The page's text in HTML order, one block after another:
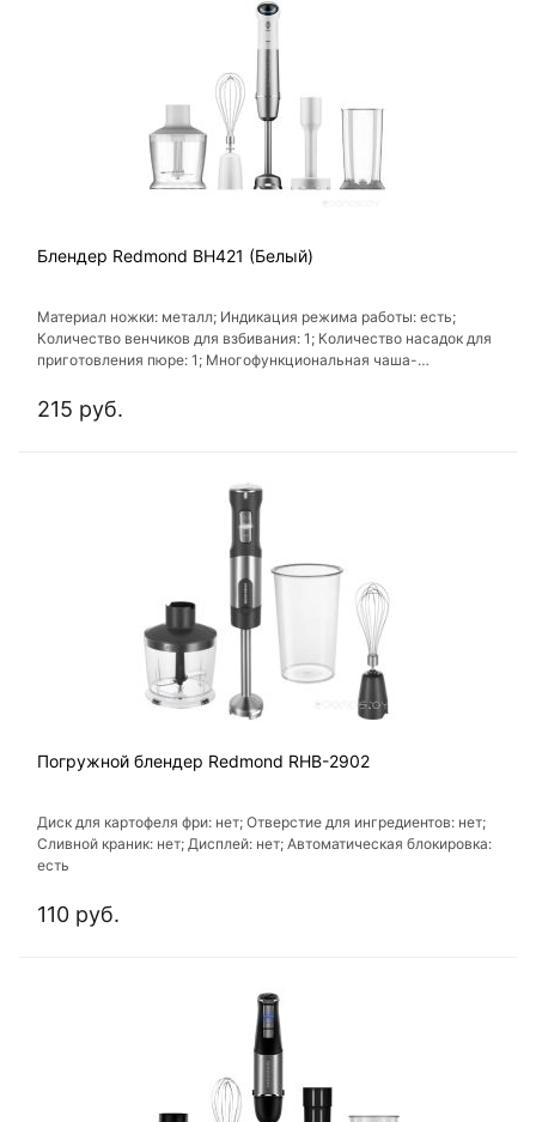
Блендер Redmond BH421 (Белый)
Материал ножки: металл; Индикация режима работы: есть;
Количество венчиков для взбивания: 1; Количество насадок для
приготовления пюре: 1; Многофункциональная чаша-
215 руб.
Погружной блендер Redmond RHB-2902
Диск для картофеля фри: нет; Отверстие для ингредиентов: нет;
Сливной краник: нет; Дисплей: нет; Автоматическая блокировка:
есть
110 руб.